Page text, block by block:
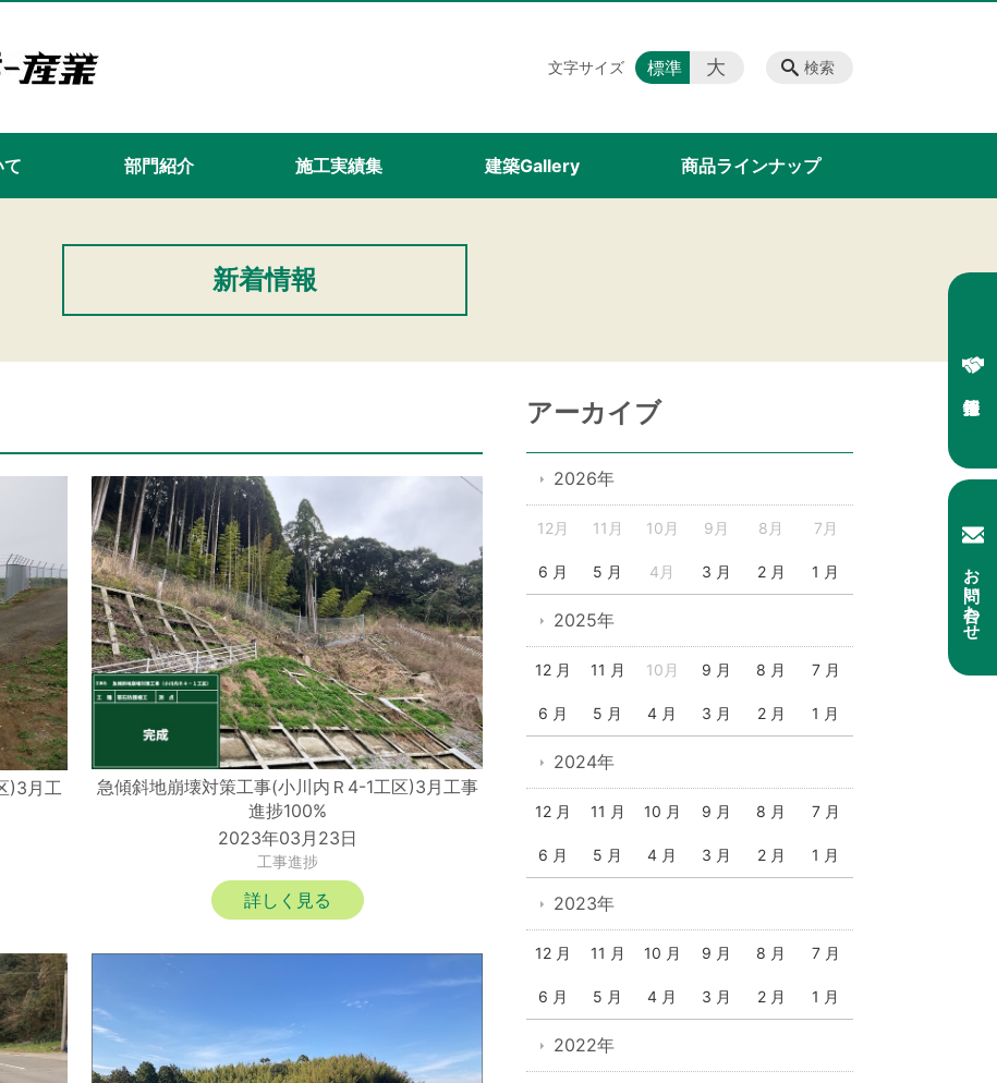
部門紹介 施工実績集 建築Gallery 商品ラインナップ
検索
文字サイズ 標準 大
新着情報
)3月工
急傾斜地崩壊対策工事(小川内Ｒ4-1工区)3月工事
進捗100%
2023年03月23日
工事進捗
詳しく見る
アーカイブ
2026年
12月 11月 10月 9月 8月 7月
6 月 5 月 4月 3 月 2 月 1 月
2025年
12 月 11 月 10月 9 月 8 月 7 月
6 月 5 月 4 月 3 月 2 月 1 月
2024年
12 月 11 月 10 月 9 月 8 月 7 月
6 月 5 月 4 月 3 月 2 月 1 月
2023年
12 月 11 月 10 月 9 月 8 月 7 月
6 月 5 月 4 月 3 月 2 月 1 月
2022年
お問い合わせ